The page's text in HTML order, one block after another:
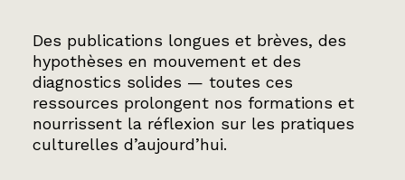
Des publications longues et brèves, des
hypothèses en mouvement et des
diagnostics solides — toutes ces
ressources prolongent nos formations et
nourrissent la réflexion sur les pratiques
culturelles d’aujourd’hui.